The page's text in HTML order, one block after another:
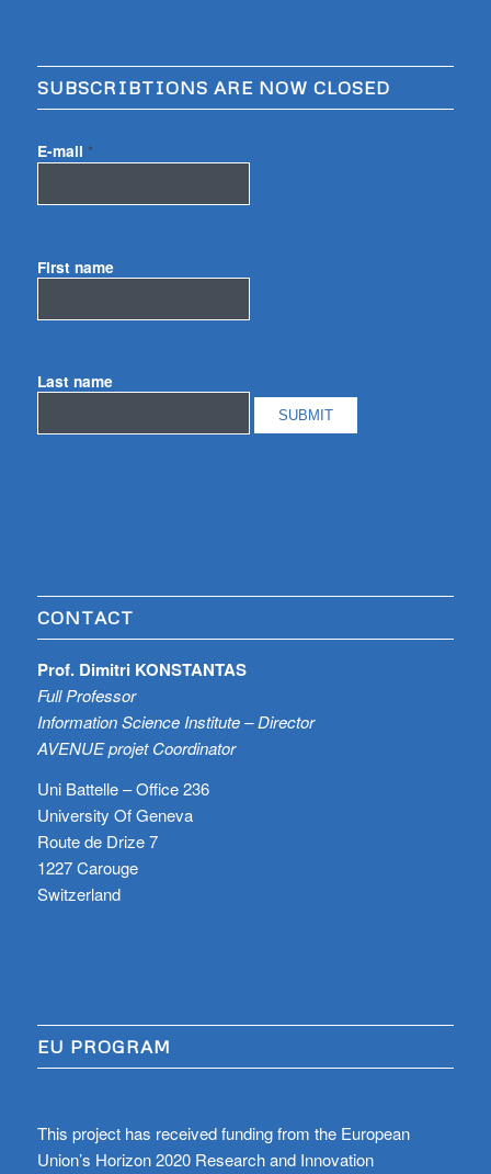
SUBSCRIBTIONS ARE NOW CLOSED
E-mail *
First name
Last name
CONTACT
Prof. Dimitri KONSTANTAS
Full Professor
Information Science Institute – Director
AVENUE projet Coordinator
Uni Battelle – Office 236
University Of Geneva
Route de Drize 7
1227 Carouge
Switzerland
EU PROGRAM
This project has received funding from the European
Union’s Horizon 2020 Research and Innovation